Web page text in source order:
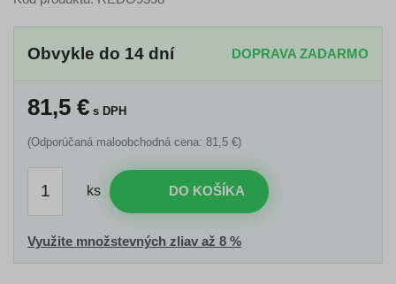
Obvykle do 14 dní DOPRAVA ZADARMO
81,5 € s DPH
(Odporúčaná maloobchodná cena: 81,5 €)
ks DO KOŠÍKA
Využite množstevných zliav až 8 %